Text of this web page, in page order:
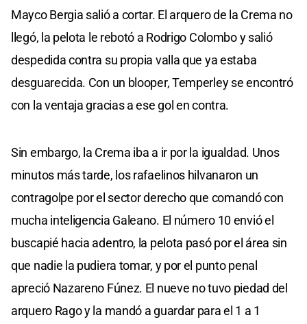
Mayco Bergia salió a cortar. El arquero de la Crema no
llegó, la pelota le rebotó a Rodrigo Colombo y salió
despedida contra su propia valla que ya estaba
desguarecida. Con un blooper, Temperley se encontró
con la ventaja gracias a ese gol en contra.
Sin embargo, la Crema iba a ir por la igualdad. Unos
minutos más tarde, los rafaelinos hilvanaron un
contragolpe por el sector derecho que comandó con
mucha inteligencia Galeano. El número 10 envió el
buscapié hacia adentro, la pelota pasó por el área sin
que nadie la pudiera tomar, y por el punto penal
apreció Nazareno Fúnez. El nueve no tuvo piedad del
arquero Rago y la mandó a guardar para el 1 a 1